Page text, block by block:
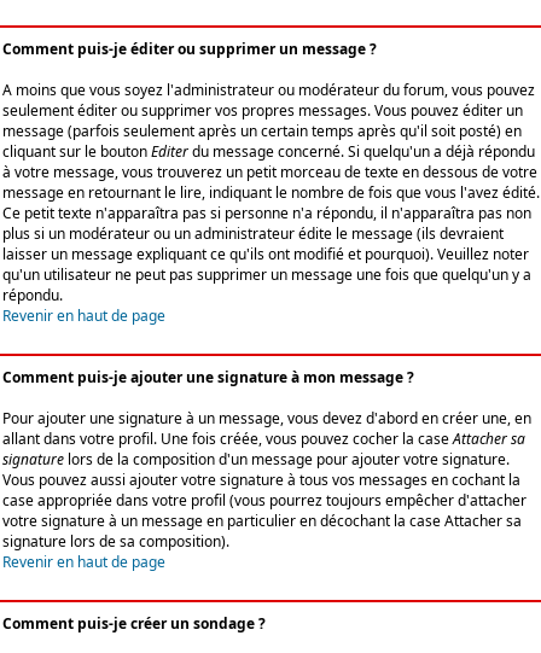
Comment puis-je éditer ou supprimer un message ?
A moins que vous soyez l'administrateur ou modérateur du forum, vous pouvez
seulement éditer ou supprimer vos propres messages. Vous pouvez éditer un
message (parfois seulement après un certain temps après qu'il soit posté) en
cliquant sur le boutonEditerdu message concerné. Si quelqu'un a déjà répondu
à votre message, vous trouverez un petit morceau de texte en dessous de votre
message en retournant le lire, indiquant le nombre de fois que vous l'avez édité.
Ce petit texte n'apparaîtra pas si personne n'a répondu, il n'apparaîtra pas non
plus si un modérateur ou un administrateur édite le message (ils devraient
laisser un message expliquant ce qu'ils ont modifié et pourquoi). Veuillez noter
qu'un utilisateur ne peut pas supprimer un message une fois que quelqu'un y a
répondu.
Revenir en haut de page
Comment puis-je ajouter une signature à mon message ?
Pour ajouter une signature à un message, vous devez d'abord en créer une, en
allant dans votre profil. Une fois créée, vous pouvez cocher la caseAttacher sa
signature lors de la composition d'un message pour ajouter votre signature.
Vous pouvez aussi ajouter votre signature à tous vos messages en cochant la
case appropriée dans votre profil (vous pourrez toujours empêcher d'attacher
votre signature à un message en particulier en décochant la case Attacher sa
signature lors de sa composition).
Revenir en haut de page
Comment puis-je créer un sondage ?